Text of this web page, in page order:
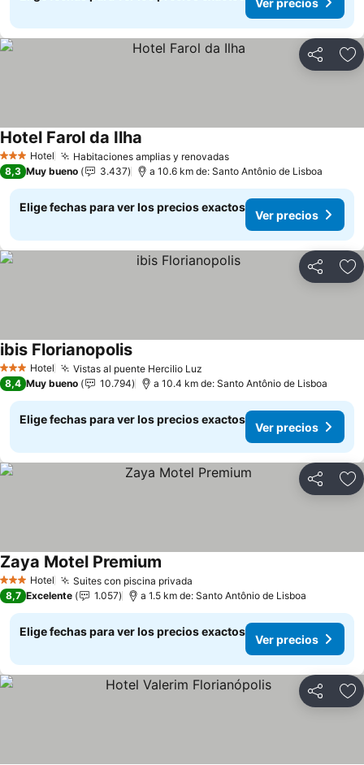
Compartir
3 Estrellas
Hotel Habitaciones amplias y renovadasVer precios
Hotel Farol da Ilha
8,3 Muy bueno 3.437 a 10.6 km de: Santo Antônio de Lisboa
Elige fechas para ver los precios exactos
Ver precios
Compartir
3 Estrellas
Hotel Vistas al puente Hercilio Luz
ibis FlorianopolisVer precios
8,4 Muy bueno 10.794 a 10.4 km de: Santo Antônio de Lisboa
Elige fechas para ver los precios exactos
Ver precios
Compartir
3 Estrellas
Hotel Suites con piscina privada
Zaya Motel Premium
8,7 Excelente 1.057 a 1.5 km de: Santo Antônio de Lisboa
Elige fechas para ver los precios exactos
Ver precios
Compartir